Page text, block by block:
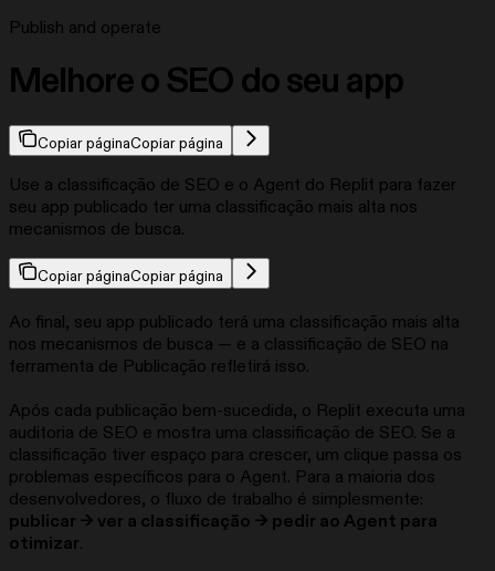
Publish and operate
Melhore o SEO do seu app
Copiar páginaCopiar página
Use a classificação de SEO e o Agent do Replit para fazer
seu app publicado ter uma classificação mais alta nos
mecanismos de busca.
Copiar páginaCopiar página
Ao final, seu app publicado terá uma classificação mais alta
nos mecanismos de busca — e a classificação de SEO na
ferramenta de Publicação refletirá isso.
Após cada publicação bem-sucedida, o Replit executa uma
auditoria de SEO e mostra uma classificação de SEO. Se a
classificação tiver espaço para crescer, um clique passa os
problemas específicos para o Agent. Para a maioria dos
desenvolvedores, o fluxo de trabalho é simplesmente:
publicar → ver a classificação → pedir ao Agent para
otimizar.